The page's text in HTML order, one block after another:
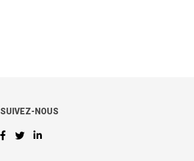
SUIVEZ-NOUS